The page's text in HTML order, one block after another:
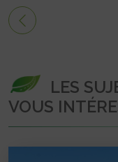
LES
VOUS